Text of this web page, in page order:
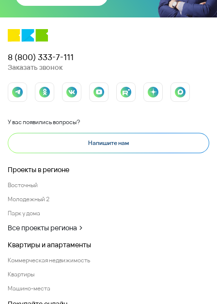
8 (800) 333-7-111
Заказать звонок
У вас появились вопросы?
Напишите нам
Проекты в регионе
Восточный
Молодежный 2
Парк у дома
Все проекты региона
Квартиры и апартаменты
Коммерческая недвижимость
Квартиры
Машино-места